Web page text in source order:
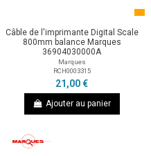
Câble de l'imprimante Digital Scale
800mm balance Marques
36904030000A
Marques
RCH0003315
21,00 €
Ajouter au panier